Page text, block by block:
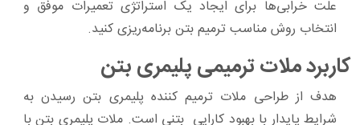
علت خرابی‌ها برای ایجاد یک استراتژی تعمیرات موفق و
انتخاب روش مناسب ترمیم بتن برنامه‌ریزی کنید.
کاربرد ملات ترمیمی پلیمری بتن
هدف از طراحی ملات ترمیم کننده پلیمری بتن رسیدن به
شرایط پایدار با بهبود کارایی بتنی است. ملات پلیمری بتن با